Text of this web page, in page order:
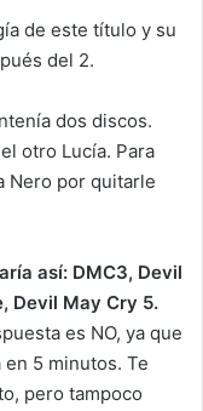
de este título y su
del 2.
dos discos.
otro Lucía. Para
Nero por quitarle
así: DMC3, Devil
Devil May Cry 5.
es NO, ya que
5 minutos. Te
pero tampoco